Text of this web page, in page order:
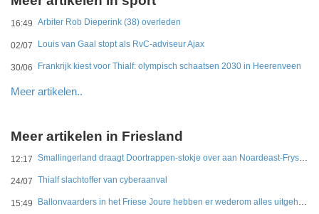
16:49 Arbiter Rob Dieperink (38) overleden
02/07 Louis van Gaal stopt als RvC-adviseur Ajax
30/06 Frankrijk kiest voor Thialf: olympisch schaatsen 2030 in Heerenveen
Meer artikelen..
Meer artikelen in Friesland
12:17 Smallingerland draagt Doortrappen-stokje over aan Noardeast-Fryslân en Dantumadiel
24/07 Thialf slachtoffer van cyberaanval
15:49 Ballonvaarders in het Friese Joure hebben er wederom alles uitgehaald